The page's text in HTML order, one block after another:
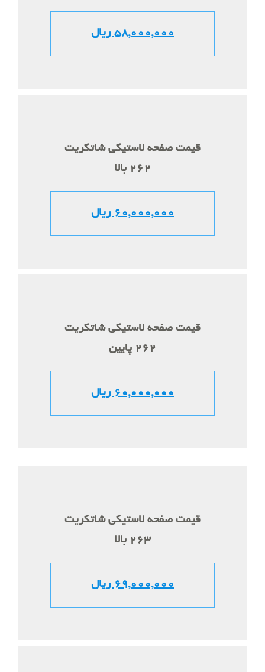
58,000,000 ریال
قیمت صفحه لاستیکی شاتکریت
262 بالا
60,000,000 ریال
قیمت صفحه لاستیکی شاتکریت
262 پایین
60,000,000 ریال
قیمت صفحه لاستیکی شاتکریت
263 بالا
69,000,000 ریال